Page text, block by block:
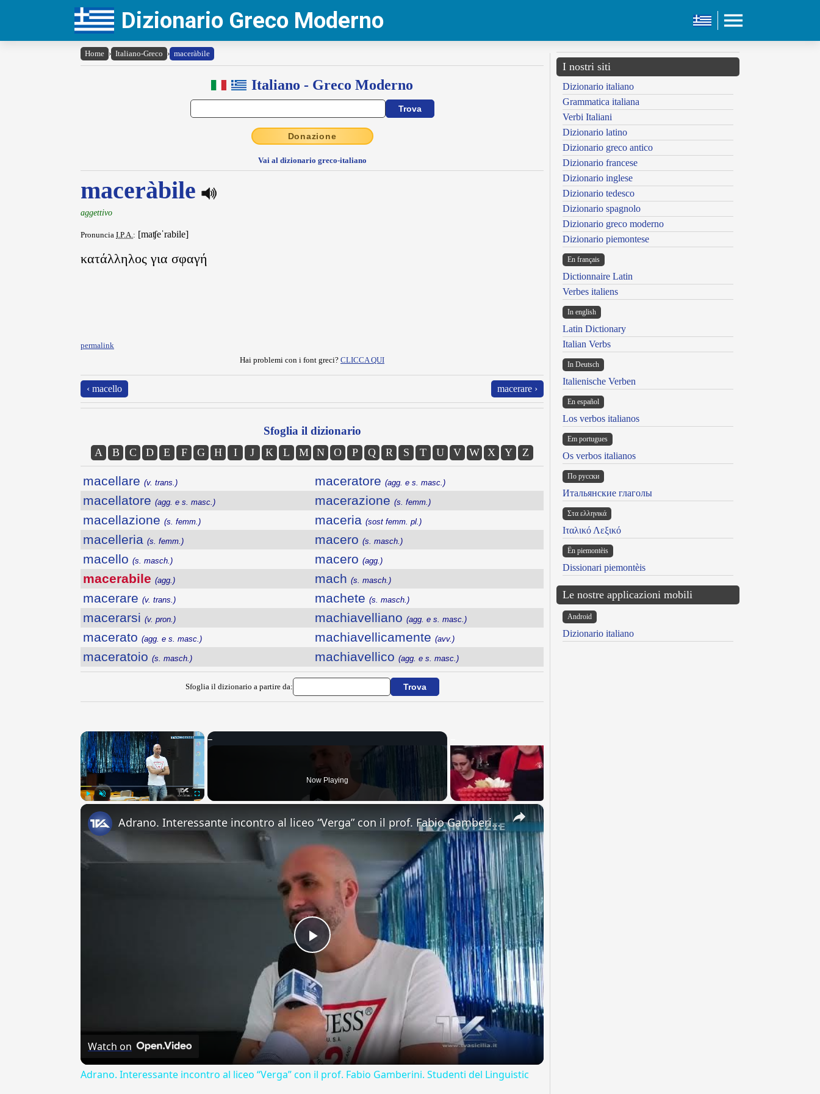
Dizionario Greco Moderno
Home › Italiano-Greco › maceràbile
Italiano - Greco Moderno
Donazione
Vai al dizionario greco-italiano
maceràbile
aggettivo
Pronuncia I.P.A.: [maʧeˈrabile]
κατάλληλος για σφαγή
permalink
Hai problemi con i font greci? CLICCA QUI
‹ macello macerare ›
Sfoglia il dizionario
A B C D E F G H I J K L M N O P Q R S T U V W X Y Z
macellare (v. trans.)
macellatore (agg. e s. masc.)
macellazione (s. femm.)
macelleria (s. femm.)
macello (s. masch.)
macerabile (agg.)
macerare (v. trans.)
macerarsi (v. pron.)
macerato (agg. e s. masc.)
maceratoio (s. masch.)
maceratore (agg. e s. masc.)
macerazione (s. femm.)
maceria (sost femm. pl.)
macero (s. masch.)
macero (agg.)
mach (s. masch.)
machete (s. masch.)
machiavelliano (agg. e s. masc.)
machiavellicamente (avv.)
machiavellico (agg. e s. masc.)
Sfoglia il dizionario a partire da:
×
Now Playing
×
Play
Video
Adrano. Interessante incontro al liceo “Verga” con il prof. Fabio Gamberini. Studenti del Linguistic
Watch on
Adrano. Interessante incontro al liceo “Verga” con il prof. Fabio Gamberini. Studenti del Linguistic
I nostri siti
Dizionario italiano
Grammatica italiana
Verbi Italiani
Dizionario latino
Dizionario greco antico
Dizionario francese
Dizionario inglese
Dizionario tedesco
Dizionario spagnolo
Dizionario greco moderno
Dizionario piemontese
En français
Dictionnaire Latin
Verbes italiens
In english
Latin Dictionary
Italian Verbs
In Deutsch
Italienische Verben
En español
Los verbos italianos
Em portugues
Os verbos italianos
По русски
Итальянские глаголы
Στα ελληνικά
Ιταλικό Λεξικό
Ën piemontèis
Dissionari piemontèis
Le nostre applicazioni mobili
Android
Dizionario italiano